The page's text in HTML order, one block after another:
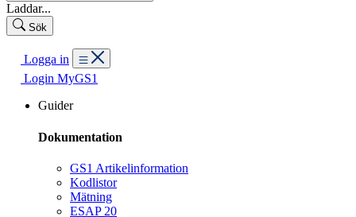
Laddar...
Sök
Logga in
Login MyGS1
Guider
Dokumentation
GS1 Artikelinformation
Kodlistor
Mätning
ESAP 20